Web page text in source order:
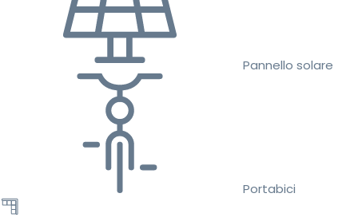
Pannello solare
Portabici